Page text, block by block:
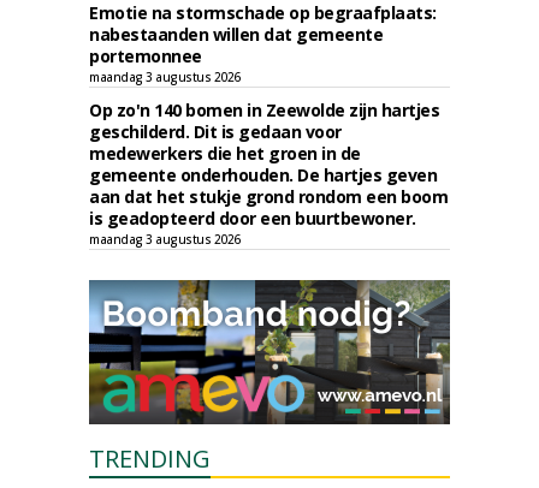
Emotie na stormschade op begraafplaats:
nabestaanden willen dat gemeente
portemonnee
maandag 3 augustus 2026
Op zo'n 140 bomen in Zeewolde zijn hartjes
geschilderd. Dit is gedaan voor
medewerkers die het groen in de
gemeente onderhouden. De hartjes geven
aan dat het stukje grond rondom een boom
is geadopteerd door een buurtbewoner.
maandag 3 augustus 2026
TRENDING